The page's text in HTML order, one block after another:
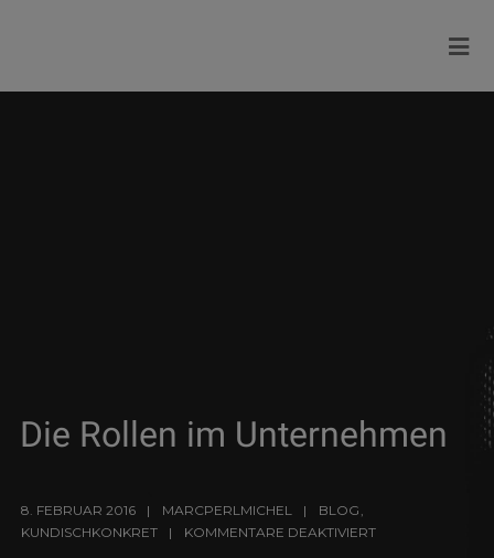
Die Rollen im Unternehmen
8. FEBRUAR 2016 MARCPERLMICHEL BLOG ,
KUNDISCHKONKRET
KOMMENTARE DEAKTIVIERT